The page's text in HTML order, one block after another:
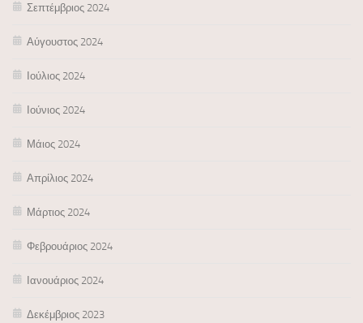
Σεπτέμβριος 2024
Αύγουστος 2024
Ιούλιος 2024
Ιούνιος 2024
Μάιος 2024
Απρίλιος 2024
Μάρτιος 2024
Φεβρουάριος 2024
Ιανουάριος 2024
Δεκέμβριος 2023